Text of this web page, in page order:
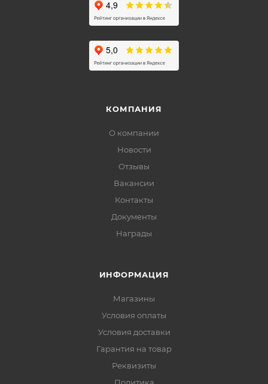
КОМПАНИЯ
О компании
Новости
Отзывы
Вакансии
Контакты
Документы
Награды
ИНФОРМАЦИЯ
Магазины
Условия оплаты
Условия доставки
Гарантия на товар
Реквизиты
Политика